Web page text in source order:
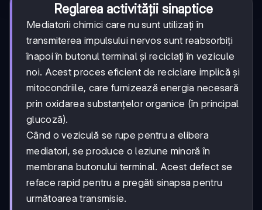
Reglarea activității sinaptice
Mediatorii chimici care nu sunt utilizați în
transmiterea impulsului nervos sunt reabsorbiți
înapoi în butonul terminal și reciclați în vezicule
noi. Acest proces eficient de reciclare implică și
mitocondriile, care furnizează energia necesară
prin oxidarea substanțelor organice (în principal
glucoză).
Când o veziculă se rupe pentru a elibera
mediatori, se produce o leziune minoră în
membrana butonului terminal. Acest defect se
reface rapid pentru a pregăti sinapsa pentru
următoarea transmisie.